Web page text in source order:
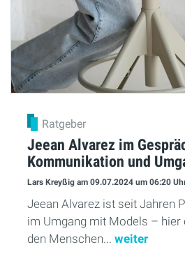
Ratgeber
Jeean Alvarez im
Kommunikation und
Lars Kreyßig am 09.07.2024 um 06:20
Jeean Alvarez ist seit Jahren
im Umgang mit Models – hier
den Menschen... weiter